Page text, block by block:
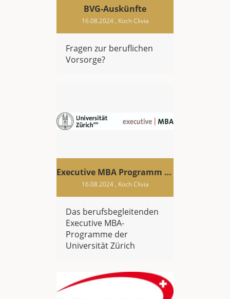
BVG-Auskünfte
16.08.2024, Koch Clivia
Fragen zur beruflichen
Vorsorge?
Executive MBA Programm der Universität Zürich
16.08.2024, Koch Clivia
Das berufsbegleitenden
Executive MBA-
Programme der
Universität Zürich